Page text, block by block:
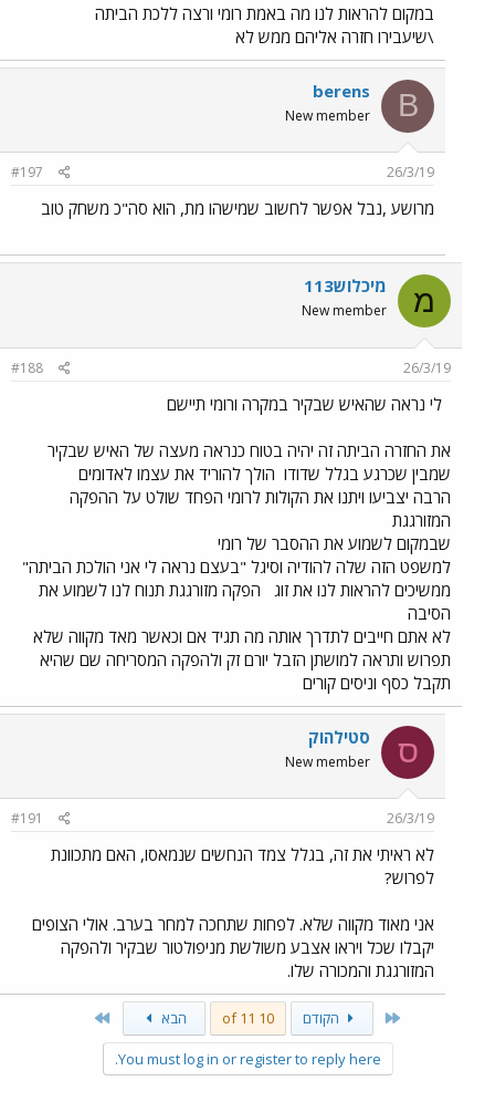
במקום להראות לנו מה באמת רומי ורצה ללכת הביתה
\שיעבירו חזרה אליהם ממש לא
B
berens
New member
26/3/19
#197
מרושע ,נבל אפשר לחשוב שמישהו מת, הוא סה"כ משחק טוב
מ מיכלוש113
New member
26/3/19
#188
לי נראה שהאיש שבקיר במקרה ורומי תיישם
את החזרה הביתה זה יהיה בטוח כנראה מעצה של האיש שבקיר
שמבין שכרגע בגלל שדודו הולך להוריד את עצמו לאדומים
הרבה יצביעו ויתנו את הקולות לרומי הפחד שולט על ההפקה
המזורגגת
שבמקום לשמוע את ההסבר של רומי
למשפט הזה שלה להודיה וסיגל "בעצם נראה לי אני הולכת הביתה"
ממשיכים להראות לנו את זוג
הפקה מזורגגת תנוח לנו לשמוע את
הסיבה
לא אתם חייבים לתדרך אותה מה תגיד אם וכאשר מאד מקווה שלא
תפרוש ותראה למושתן הזבל יורם זק ולהפקה המסריחה שם שהיא
תקבל כסף וניסים קורים
ס סטילהוק
New member
26/3/19
#191
לא ראיתי את זה, בגלל צמד הנחשים שנמאסו, האם מתכוונת
לפרוש?
אני מאוד מקווה שלא. לפחות שתחכה למחר בערב. אולי הצופים
יקבלו שכל ויראו אצבע משולשת מניפולטור שבקיר ולהפקה
המזורגגת והמכורה שלו.
First הקודם 10 of 11 הבא
You must log in or register to reply here.